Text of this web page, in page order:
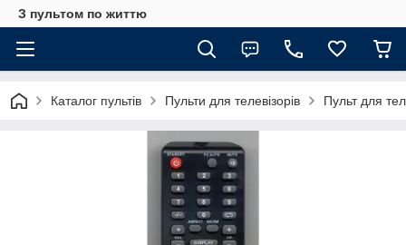
З пультом по життю
Каталог пультів Пульти для телевізорів Пульт для